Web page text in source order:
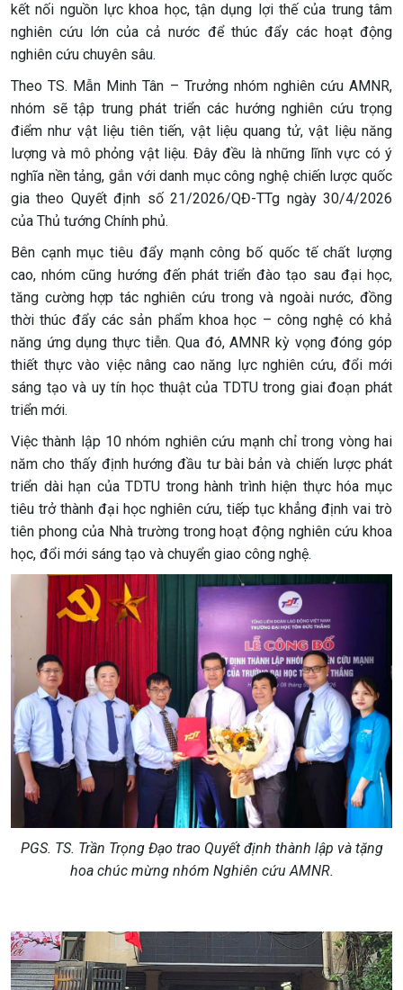
kết nối nguồn lực khoa học, tận dụng lợi thế của trung tâm
nghiên cứu lớn của cả nước để thúc đẩy các hoạt động
nghiên cứu chuyên sâu.
Theo TS. Mẫn Minh Tân – Trưởng nhóm nghiên cứu AMNR,
nhóm sẽ tập trung phát triển các hướng nghiên cứu trọng
điểm như vật liệu tiên tiến, vật liệu quang tử, vật liệu năng
lượng và mô phỏng vật liệu. Đây đều là những lĩnh vực có ý
nghĩa nền tảng, gắn với danh mục công nghệ chiến lược quốc
gia theo Quyết định số 21/2026/QĐ-TTg ngày 30/4/2026
của Thủ tướng Chính phủ.
Bên cạnh mục tiêu đẩy mạnh công bố quốc tế chất lượng
cao, nhóm cũng hướng đến phát triển đào tạo sau đại học,
tăng cường hợp tác nghiên cứu trong và ngoài nước, đồng
thời thúc đẩy các sản phẩm khoa học – công nghệ có khả
năng ứng dụng thực tiễn. Qua đó, AMNR kỳ vọng đóng góp
thiết thực vào việc nâng cao năng lực nghiên cứu, đổi mới
sáng tạo và uy tín học thuật của TDTU trong giai đoạn phát
triển mới.
Việc thành lập 10 nhóm nghiên cứu mạnh chỉ trong vòng hai
năm cho thấy định hướng đầu tư bài bản và chiến lược phát
triển dài hạn của TDTU trong hành trình hiện thực hóa mục
tiêu trở thành đại học nghiên cứu, tiếp tục khẳng định vai trò
tiên phong của Nhà trường trong hoạt động nghiên cứu khoa
học, đổi mới sáng tạo và chuyển giao công nghệ.
PGS. TS. Trần Trọng Đạo trao Quyết định thành lập và tặng
hoa chúc mừng nhóm Nghiên cứu AMNR.